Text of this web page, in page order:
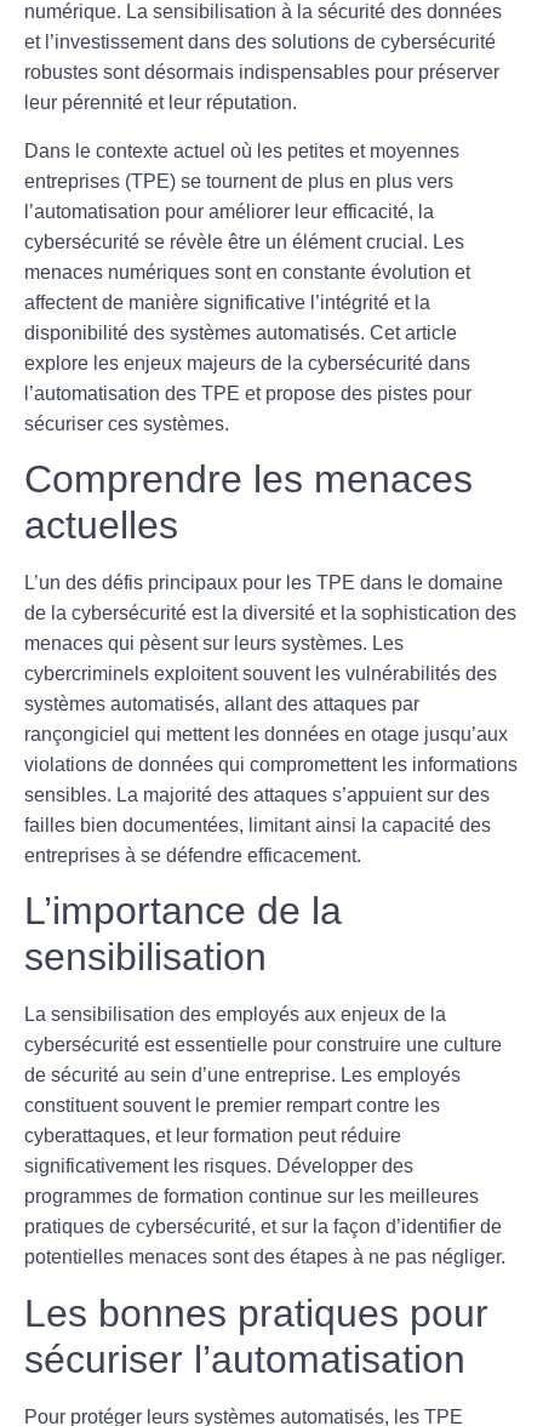
numérique. La sensibilisation à la sécurité des données
et l’investissement dans des solutions de cybersécurité
robustes sont désormais indispensables pour préserver
leur pérennité et leur réputation.
Dans le contexte actuel où les petites et moyennes
entreprises (TPE) se tournent de plus en plus vers
l’automatisation pour améliorer leur efficacité, la
cybersécurité se révèle être un élément crucial. Les
menaces numériques sont en constante évolution et
affectent de manière significative l’intégrité et la
disponibilité des systèmes automatisés. Cet article
explore les enjeux majeurs de la cybersécurité dans
l’automatisation des TPE et propose des pistes pour
sécuriser ces systèmes.
Comprendre les menaces
actuelles
L’un des défis principaux pour les TPE dans le domaine
de la cybersécurité est la diversité et la sophistication des
menaces qui pèsent sur leurs systèmes. Les
cybercriminels exploitent souvent les vulnérabilités des
systèmes automatisés, allant des attaques par
rançongiciel qui mettent les données en otage jusqu’aux
violations de données qui compromettent les informations
sensibles. La majorité des attaques s’appuient sur des
failles bien documentées, limitant ainsi la capacité des
entreprises à se défendre efficacement.
L’importance de la
sensibilisation
La sensibilisation des employés aux enjeux de la
cybersécurité est essentielle pour construire une culture
de sécurité au sein d’une entreprise. Les employés
constituent souvent le premier rempart contre les
cyberattaques, et leur formation peut réduire
significativement les risques. Développer des
programmes de formation continue sur les meilleures
pratiques de cybersécurité, et sur la façon d’identifier de
potentielles menaces sont des étapes à ne pas négliger.
Les bonnes pratiques pour
sécuriser l’automatisation
Pour protéger leurs systèmes automatisés, les TPE